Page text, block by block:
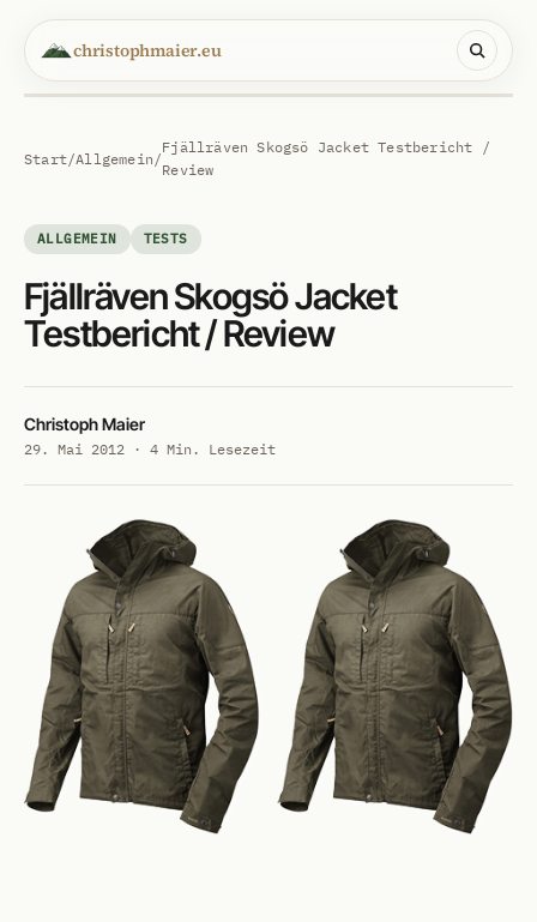
christophmaier.eu
Start/Allgemein /
Fjällräven Skogsö Jacket Testbericht /
Review
ALLGEMEIN TESTS
Fjällräven Skogsö Jacket
Testbericht / Review
Christoph Maier
29. Mai 2012 · 4 Min. Lesezeit